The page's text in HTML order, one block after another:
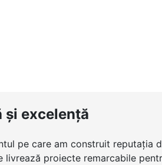
și excelență
pe care am construit reputația
proiecte remarcabile